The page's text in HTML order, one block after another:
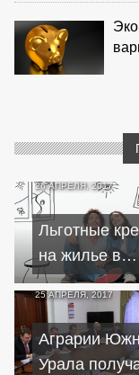
26 АПРЕЛЯ, 2017
Льготные
на жилье в
Запорожье:
проблемы и
перспективы
25 АПРЕЛЯ, 2017
Аграрии
Урала